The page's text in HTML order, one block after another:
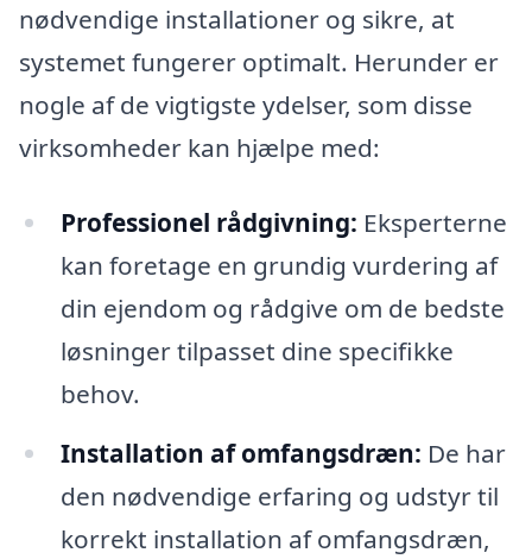
nødvendige installationer og sikre, at
systemet fungerer optimalt. Herunder er
nogle af de vigtigste ydelser, som disse
virksomheder kan hjælpe med:
Professionel rådgivning: Eksperterne
kan foretage en grundig vurdering af
din ejendom og rådgive om de bedste
løsninger tilpasset dine specifikke
behov.
Installation af omfangsdræn: De har
den nødvendige erfaring og udstyr til
korrekt installation af omfangsdræn,